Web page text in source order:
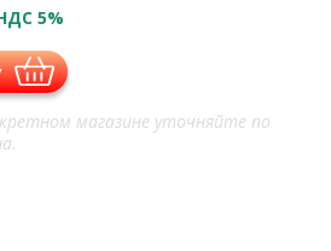
5%
магазине уточняйте по